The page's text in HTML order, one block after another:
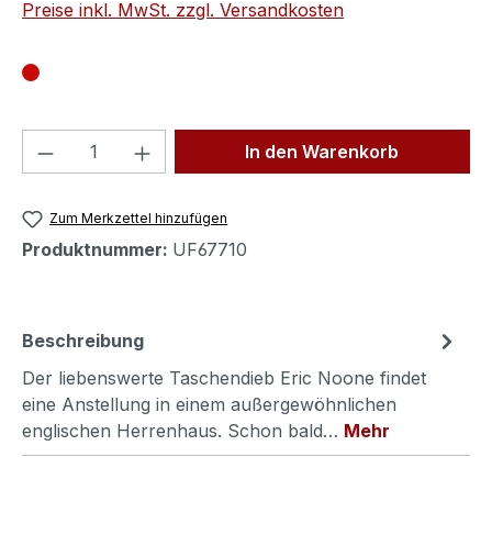
Preise inkl. MwSt. zzgl. Versandkosten
Produkt Anzahl: Gib denIn den Warenkorb
Zum Merkzettel hinzufügen
Produktnummer: UF67710
Beschreibung
Der liebenswerte Taschendieb Eric Noone findet
eine Anstellung in einem außergewöhnlichen
englischen Herrenhaus. Schon bald… Mehr